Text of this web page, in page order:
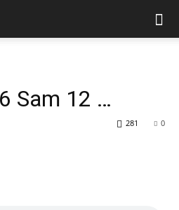
Sam 12 …
0
281